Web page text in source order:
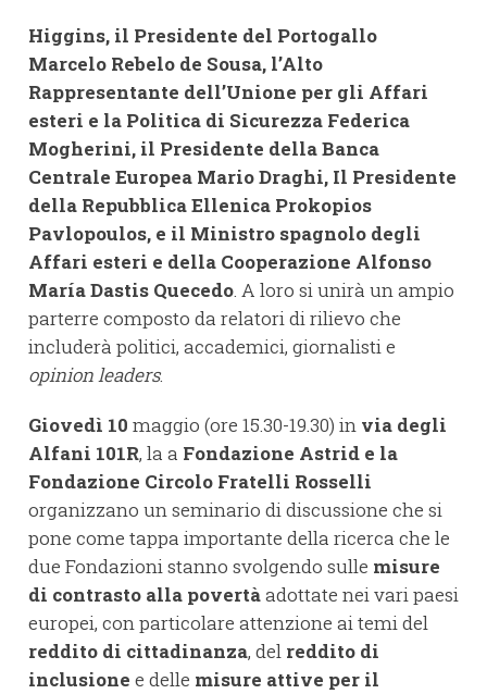
Higgins, il Presidente del Portogallo
Marcelo Rebelo de Sousa, l’Alto
Rappresentante dell’Unione per gli Affari
esteri e la Politica di Sicurezza Federica
Mogherini, il Presidente della Banca
Centrale Europea Mario Draghi, Il Presidente
della Repubblica Ellenica Prokopios
Pavlopoulos, e il Ministro spagnolo degli
Affari esteri e della Cooperazione Alfonso
María Dastis Quecedo. A loro si unirà un ampio
parterre composto da relatori di rilievo che
includerà politici, accademici, giornalisti e
opinion leaders.
Giovedì 10 maggio (ore 15.30-19.30) in via degli
Alfani 101R, la a Fondazione Astrid e la
Fondazione Circolo Fratelli Rosselli
organizzano un seminario di discussione che si
pone come tappa importante della ricerca che le
due Fondazioni stanno svolgendo sulle misure
di contrasto alla povertàadottate nei vari paesi
europei, con particolare attenzione ai temi del
reddito di cittadinanza, del reddito di
inclusione e delle misure attive per il